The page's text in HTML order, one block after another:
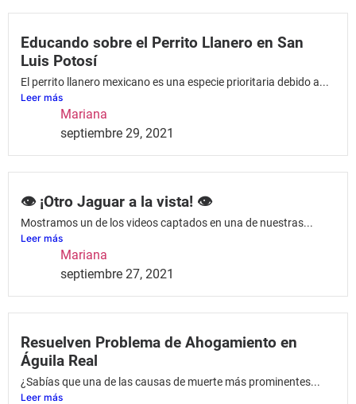
Educando sobre el Perrito Llanero en San
Luis Potosí
El perrito llanero mexicano es una especie prioritaria debido a...
Leer más
Mariana
septiembre 29, 2021
👁 ¡Otro Jaguar a la vista! 👁
Mostramos un de los videos captados en una de nuestras...
Leer más
Mariana
septiembre 27, 2021
Resuelven Problema de Ahogamiento en
Águila Real
¿Sabías que una de las causas de muerte más prominentes...
Leer más